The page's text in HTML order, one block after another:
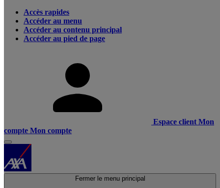
Accès rapides
Accéder au menu
Accéder au contenu principal
Accéder au pied de page
Espace client Mon
compte Mon compte
Fermer le menu principal